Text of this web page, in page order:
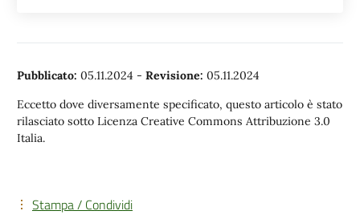
Pubblicato: 05.11.2024 - Revisione: 05.11.2024
Eccetto dove diversamente specificato, questo articolo è stato
rilasciato sotto Licenza Creative Commons Attribuzione 3.0
Italia.
Stampa / Condividi